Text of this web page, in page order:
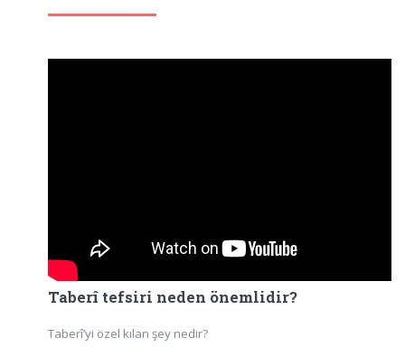
Taberî tefsiri neden önemlidir?
Taberî’yi özel kılan şey nedir?